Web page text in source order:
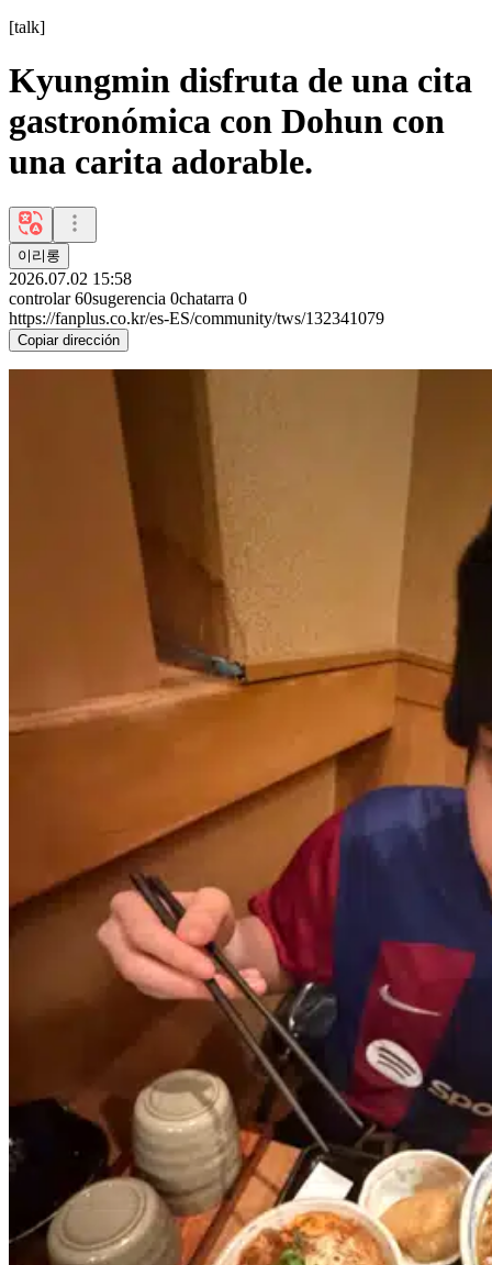
[talk]
Kyungmin disfruta de una cita
gastronómica con Dohun con
una carita adorable.
이리롱
2026.07.02 15:58
controlar 60sugerencia 0chatarra 0
https://fanplus.co.kr/es-ES/community/tws/132341079
Copiar dirección